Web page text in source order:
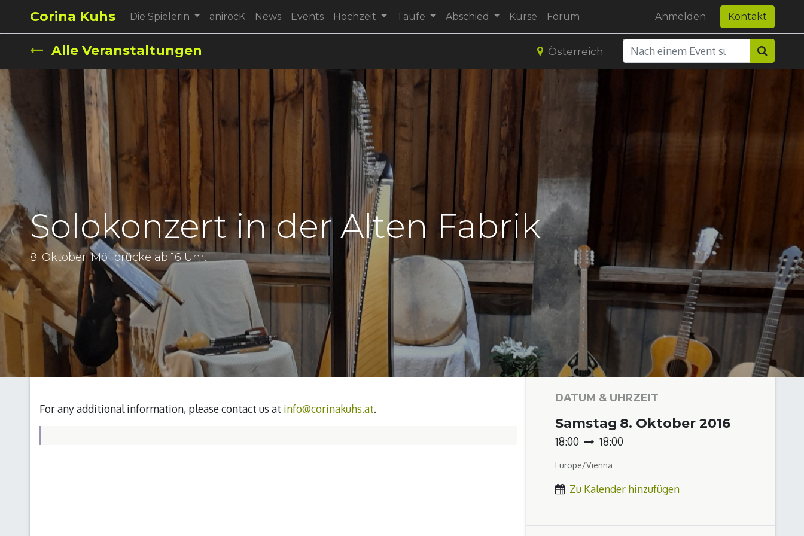
Corina Kuhs Die Spielerin anirocK News Events Hochzeit Taufe Abschied Kurse Forum Anmelden Kontakt
Alle Veranstaltungen Österreich
Solokonzert in der Alten Fabrik
8. Oktober. Möllbrücke ab 16 Uhr.
For any additional information, please contact us at info@corinakuhs.at.
DATUM & UHRZEIT
Samstag 8. Oktober 2016
18:00 18:00
Europe/Vienna
Zu Kalender hinzufügen